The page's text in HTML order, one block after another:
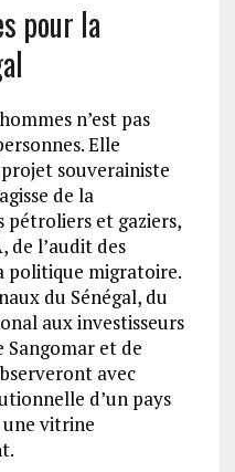
pour la
n’est pas
Elle
souverainiste
de la
pétroliers et gaziers,
de l’audit des
politique migratoire.
du Sénégal, du
aux investisseurs
Sangomar et de
avec
d’un pays
une vitrine